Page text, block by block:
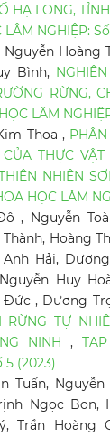
HẠ LONG,
LÂM NGHIỆP:
Hoàng
Bình,
RỪNG,
LÂM
Thoa ,
THỰC
NHIÊN
HỌC LÂM
, Nguyễn
Thành, Hoàng
Anh Hải,
Huy
Đức , Dương
RỪNG TỰ
NINH ,
5 (2023)
Tuấn,
Ngọc Bon,
Trần Hoàng